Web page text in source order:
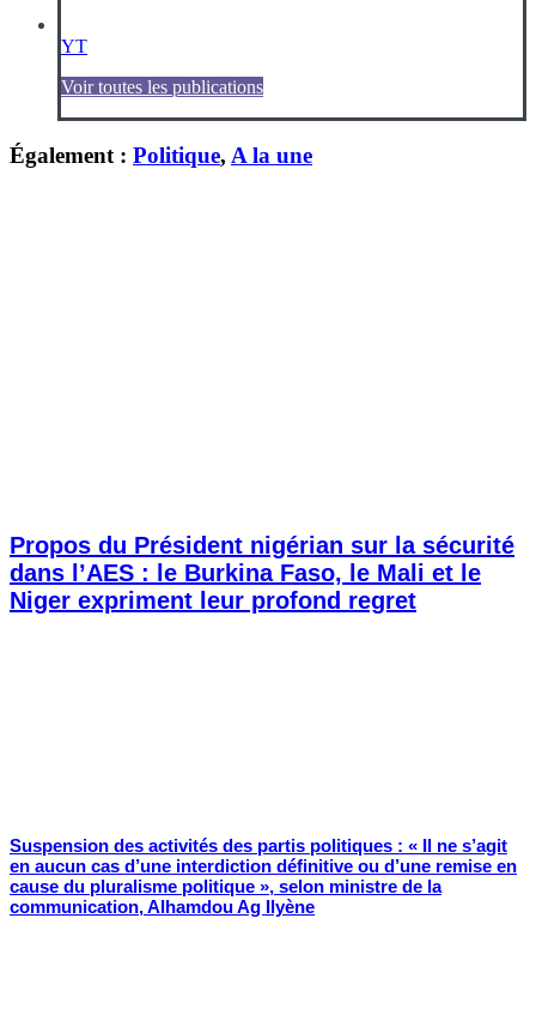
YT
Voir toutes les publications
Également : Politique, A la une
Propos du Président nigérian sur la sécurité
dans l’AES : le Burkina Faso, le Mali et le
Niger expriment leur profond regret
Suspension des activités des partis politiques : « Il ne s’agit
en aucun cas d’une interdiction définitive ou d’une remise en
cause du pluralisme politique », selon ministre de la
communication, Alhamdou Ag Ilyène